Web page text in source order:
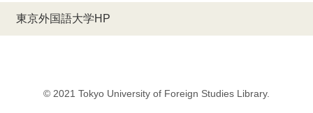
東京外国語大学HP
© 2021 Tokyo University of Foreign Studies Library.